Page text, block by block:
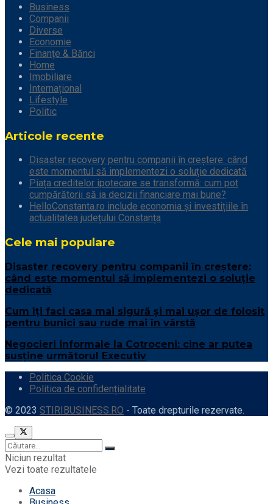
Business
Companii
Diverse
Economie
Finanțe & Bănci
Home
Imobiliare
Internațional
Lifestyle
Politic
Articole recente
Disaster recovery pentru companii în creștere: când
este momentul să implementezi o soluție dedicată
Piața creditelor ipotecare se transformă: cum pot
cumpărătorii să ia decizii financiare mai bune?
HelloConstanta.ro include economia și investițiile în
actualitatea județului Constanța
Cele mai populare
Disaster recovery pentru companii în creștere:
când este momentul să implementezi o soluție
dedicată
Cum îți faci casa mai sigură și mai ușor de folosit
pentru bunici sau rude mai în vârstă
Negocieri informale la Cotroceni: cine ar putea
susține următorul Executiv
Politica Cookie
Politica de confidențialitate
© 2023 STIRIBUSINESS.RO - Toate drepturile rezervate.
Niciun rezultat
Vezi toate rezultatele
Acasa